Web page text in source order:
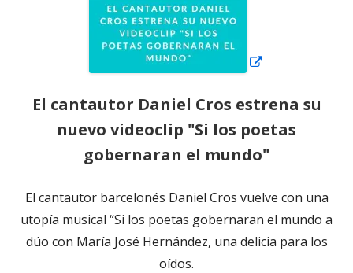
El cantautor Daniel Cros estrena su
nuevo videoclip "Si los poetas
gobernaran el mundo"
El cantautor barcelonés Daniel Cros vuelve con una
utopía musical “Si los poetas gobernaran el mundo a
dúo con María José Hernández, una delicia para los
oídos.